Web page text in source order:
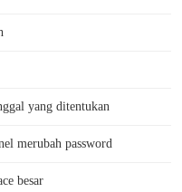
yang ditentukan
merubah password
besar